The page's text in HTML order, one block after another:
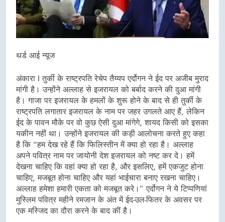
थर्ड आई न्यूज
अंकारा I तुर्की के राष्ट्रपति रेचेप तैय्यप एर्दोगन ने ईद पर अजीब मुराद
मांगी है। उन्होंने अल्लाह से इजरायल को बर्बाद करने की दुआ मांगी
है। गाजा पर इजरायल के हमलों के शुरू होने के बाद से ही तुर्की के
राष्ट्रपति लगातार इजरायल के नाम पर जहर उगलते आए हैं, लेकिन
ईद के पावन मौके पर वो कुछ ऐसी दुआ मांगेगे, शायद किसी को इसका
यकीन नहीं था। उन्होंने इजरायल की कड़ी आलोचना करते हुए कहा
है कि “हम देख रहे हैं कि फिलिस्तीन में क्या हो रहा है। अल्लाह
अपने पवित्र नाम पर जायोनी देश इजरायल को नष्ट कर दे। हमें
देखना चाहिए कि वहां क्या हो रहा है, और इसलिए, हमें एकजुट होना
चाहिए, मजबूत होना चाहिए और यहां भाईचारा बनाए रखना चाहिए।
अल्लाह हमेशा हमारी एकता को मजबूत करे।” एर्दोगन ने ये टिप्पणियां
मुस्लिम पवित्र महीने रमजान के अंत में ईद-उल-फितर के अवसर पर
एक मस्जिद का दौरा करने के बाद कीं है।